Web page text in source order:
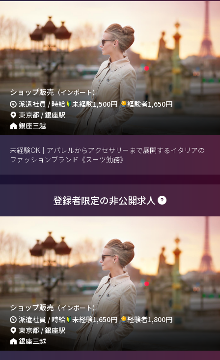
ショップ販売（インポート）
派遣社員 / 時給 未経験1,500円
経験者1,650円
東京都 / 銀座駅
銀座三越
未経験OK｜アパレルからアクセサリーまで展開するイタリアの
ファッションブランド《スーツ勤務》
登録者限定の非公開求人
ショップ販売（インポート）
派遣社員 / 時給 未経験1,650円
経験者1,800円
東京都 / 銀座駅
銀座三越